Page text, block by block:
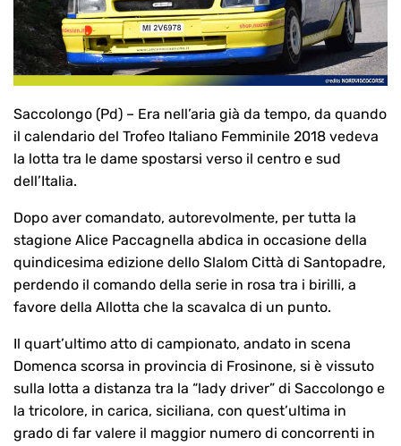
Saccolongo (Pd) – Era nell’aria già da tempo, da quando
il calendario del Trofeo Italiano Femminile 2018 vedeva
la lotta tra le dame spostarsi verso il centro e sud
dell’Italia.
Dopo aver comandato, autorevolmente, per tutta la
stagione Alice Paccagnella abdica in occasione della
quindicesima edizione dello Slalom Città di Santopadre,
perdendo il comando della serie in rosa tra i birilli, a
favore della Allotta che la scavalca di un punto.
Il quart’ultimo atto di campionato, andato in scena
Domenca scorsa in provincia di Frosinone, si è vissuto
sulla lotta a distanza tra la “lady driver” di Saccolongo e
la tricolore, in carica, siciliana, con quest’ultima in
grado di far valere il maggior numero di concorrenti in